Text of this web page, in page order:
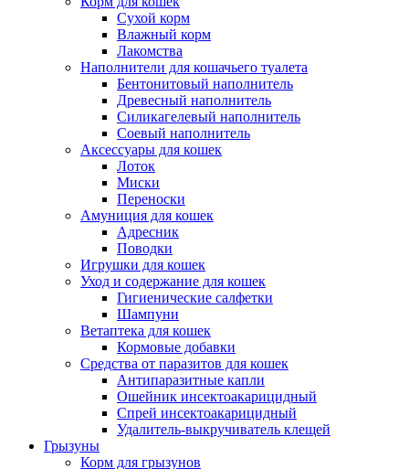
Сухой корм
Влажный корм
Лакомства
Наполнители для кошачьего туалета
Бентонитовый наполнитель
Древесный наполнитель
Силикагелевый наполнитель
Соевый наполнитель
Аксессуары для кошек
Лоток
Миски
Переноски
Амуниция для кошек
Адресник
Поводки
Игрушки для кошек
Уход и содержание для кошек
Гигиенические салфетки
Шампуни
Ветаптека для кошек
Кормовые добавки
Средства от паразитов для кошек
Антипаразитные капли
Ошейник инсектоакарицидный
Спрей инсектоакарицидный
Удалитель-выкручиватель клещей
Грызуны
Корм для грызунов